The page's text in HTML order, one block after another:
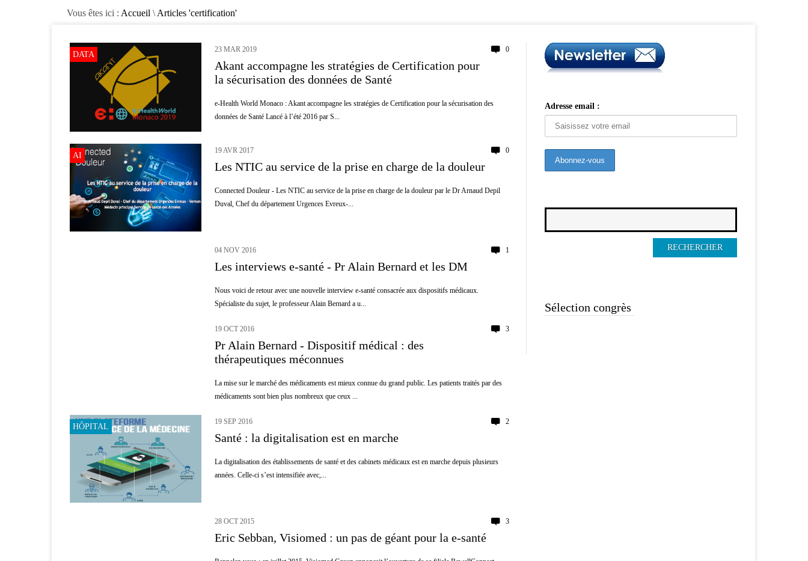
Vous êtes ici : Accueil \ Articles 'certification'
DATA
23 MAR 2019 0
Akant accompagne les stratégies de Certification pour
la sécurisation des données de Santé
e-Health World Monaco : Akant accompagne les stratégies de Certification pour la sécurisation des
données de Santé Lancé à l’été 2016 par S...
AI
19 AVR 2017 0
Les NTIC au service de la prise en charge de la douleur
Connected Douleur - Les NTIC au service de la prise en charge de la douleur par le Dr Arnaud Depil
Duval, Chef du département Urgences Evreux-...
04 NOV 2016 1
Les interviews e-santé - Pr Alain Bernard et les DM
Nous voici de retour avec une nouvelle interview e-santé consacrée aux dispositifs médicaux.
Spécialiste du sujet, le professeur Alain Bernard a u...
19 OCT 2016 3
Pr Alain Bernard - Dispositif médical : des
thérapeutiques méconnues
La mise sur le marché des médicaments est mieux connue du grand public. Les patients traités par des
médicaments sont bien plus nombreux que ceux ...
HÔPITAL
19 SEP 2016 2
Santé : la digitalisation est en marche
La digitalisation des établissements de santé et des cabinets médicaux est en marche depuis plusieurs
années. Celle-ci s’est intensifiée avec,...
28 OCT 2015 3
Eric Sebban, Visiomed : un pas de géant pour la e-santé
Adresse email :
Sélection congrès